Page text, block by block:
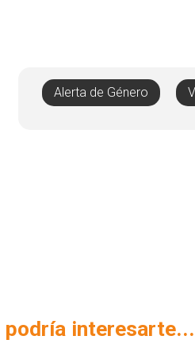
Alerta de Género
podría interesarte...